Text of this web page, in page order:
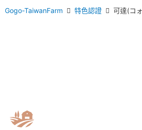
Gogo-TaiwanFarm 特色認證 可達(コ